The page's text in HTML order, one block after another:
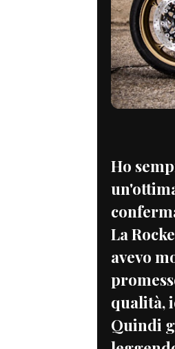
Ho
La
avevo
qualità,
Quindi